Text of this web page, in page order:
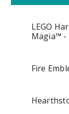
LEGO
Magia™ -
Fire